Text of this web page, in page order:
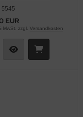
5545
EUR
MwSt. zzgl. Versandkosten